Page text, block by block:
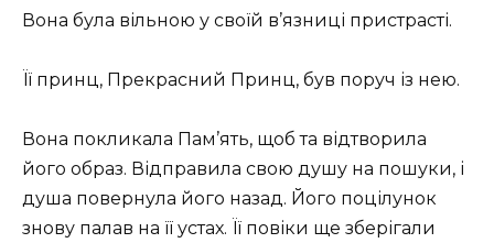
Вона була вільною у своїй в’язниці пристрасті.
Її принц, Прекрасний Принц, був поруч із нею.
Вона покликала Пам’ять, щоб та відтворила
його образ. Відправила свою душу на пошуки, і
душа повернула його назад. Його поцілунок
знову палав на її устах. Її повіки ще зберігали